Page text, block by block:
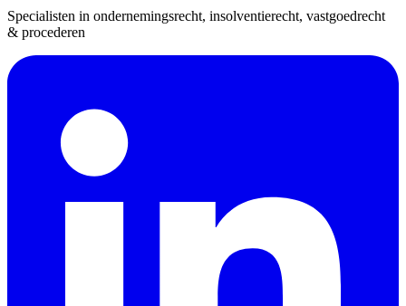
Specialisten in ondernemingsrecht, insolventierecht, vastgoedrecht
& procederen